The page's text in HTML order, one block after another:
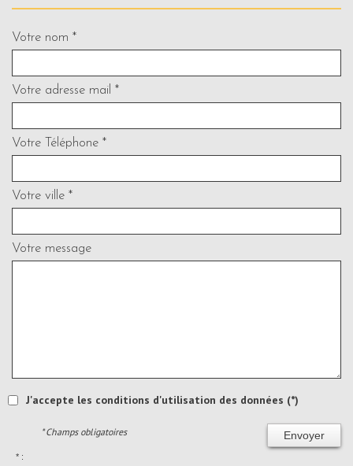
Votre nom *
Votre adresse mail *
Votre Téléphone *
Votre ville *
Votre message
J'accepte les conditions d'utilisation des données (*)
Envoyer
* Champs obligatoires
* :